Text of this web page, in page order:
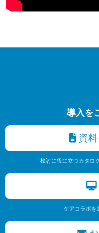
導入を
資料
検討に役に立つカタロ
ケアコラボを